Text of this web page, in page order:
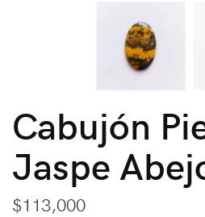
Cabujón
Jaspe
$113,000